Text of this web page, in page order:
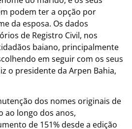
podem ter a opção por
da esposa. Os dados
de Registro Civil, nos
baiano, principalmente
em seguir com os seus
o presidente da Arpen Bahia,
dos nomes originais de
ao longo dos anos,
de 151% desde a edição